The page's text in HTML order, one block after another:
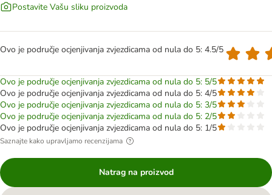
Postavite Vašu sliku proizvoda
Ovo je područje ocjenjivanja zvjezdicama od nula do 5: 4.5/5
Ovo je područje ocjenjivanja zvjezdicama od nula do 5: 5/5
Ovo je područje ocjenjivanja zvjezdicama od nula do 5: 4/5
Ovo je područje ocjenjivanja zvjezdicama od nula do 5: 3/5
Ovo je područje ocjenjivanja zvjezdicama od nula do 5: 2/5
Ovo je područje ocjenjivanja zvjezdicama od nula do 5: 1/5
Saznajte kako upravljamo recenzijama
Natrag na proizvod